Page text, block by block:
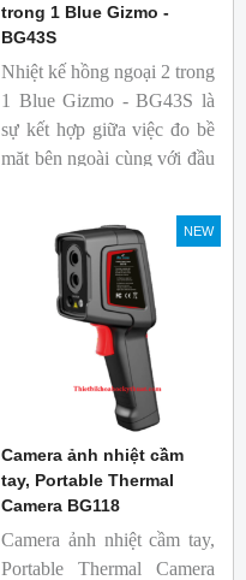
trong 1 Blue Gizmo -
BG43S
Nhiệt kế hồng ngoại 2 trong
1 Blue Gizmo - BG43S là
sự kết hợp giữa việc đo bề
mặt bên ngoài cùng với đầu
Nhiệt kế thích hợp cho
ngành công nghiệp thực
NEW
Camera ảnh nhiệt cầm
tay, Portable Thermal
Camera BG118
Camera ảnh nhiệt cầm tay,
Portable Thermal Camera